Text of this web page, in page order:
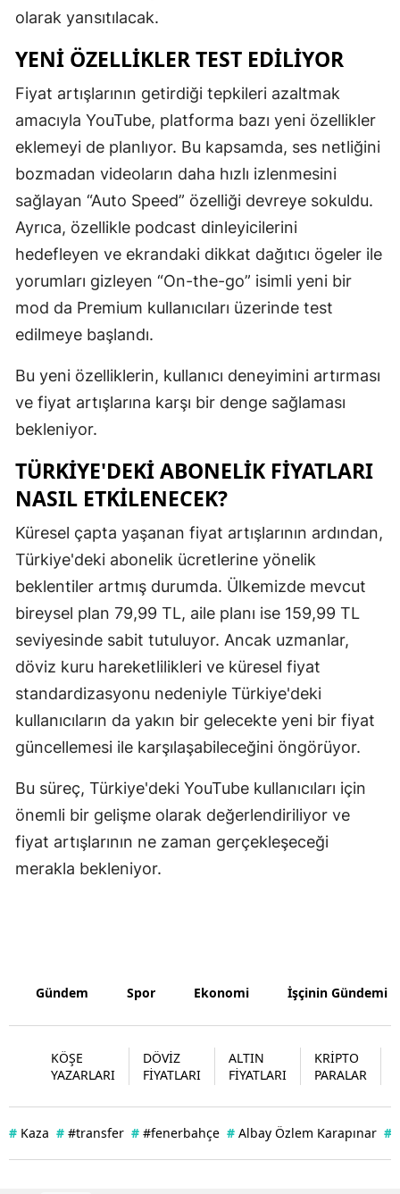
Manisa
Mardin
Muğla
Muş
Niğde
Ordu
Sakarya
Siirt
Sivas
Tokat
Trabzon
Şanlıurfa
Uşak
Van
Yozgat
Şırnak
Ardahan
olarak yansıtılacak.
YENI ÖZELLIKLER TEST EDILIYOR
Fiyat artışlarının getirdiği tepkileri azaltmak
amacıyla YouTube, platforma bazı yeni özellikler
eklemeyi de planlıyor. Bu kapsamda, ses netliğini
bozmadan videoların daha hızlı izlenmesini
sağlayan “Auto Speed” özelliği devreye sokuldu.
Ayrıca, özellikle podcast dinleyicilerini
hedefleyen ve ekrandaki dikkat dağıtıcı ögeler ile
yorumları gizleyen “On-the-go” isimli yeni bir
mod da Premium kullanıcıları üzerinde test
edilmeye başlandı.
Bu yeni özelliklerin, kullanıcı deneyimini artırması
ve fiyat artışlarına karşı bir denge sağlaması
bekleniyor.
TÜRKIYE'DEKI ABONELIK FIYATLARI
NASIL ETKILENECEK?
Küresel çapta yaşanan fiyat artışlarının ardından,
Türkiye'deki abonelik ücretlerine yönelik
beklentiler artmış durumda. Ülkemizde mevcut
bireysel plan 79,99 TL, aile planı ise 159,99 TL
seviyesinde sabit tutuluyor. Ancak uzmanlar,
döviz kuru hareketlilikleri ve küresel fiyat
standardizasyonu nedeniyle Türkiye'deki
kullanıcıların da yakın bir gelecekte yeni bir fiyat
güncellemesi ile karşılaşabileceğini öngörüyor.
Bu süreç, Türkiye'deki YouTube kullanıcıları için
önemli bir gelişme olarak değerlendiriliyor ve
fiyat artışlarının ne zaman gerçekleşeceği
merakla bekleniyor.
Gündem Spor Ekonomi İşçinin Gündemi
KÖŞE
YAZARLARI
DÖVİZ
FİYATLARI
ALTIN
FİYATLARI
KRİPTO
PARALAR
# Kaza # #transfer # #fenerbahçe # Albay Özlem Karapınar #